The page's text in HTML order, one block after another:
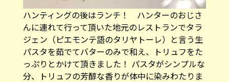
ハンティングの後はランチ！ ハンターのおじさ
んに連れて行って頂いた地元のレストランでタラ
ジェン（ピエモンテ語のタリヤトーレ）と言う生
パスタを茹でてバターのみで和え、トリュフをた
っぷりとかけて頂きました！ パスタがシンプルな
分、トリュフの芳醇な香りが体中に染みわたりま